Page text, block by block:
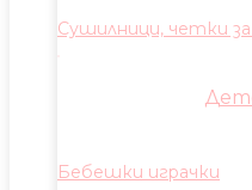
Сушилници, четки
Бебешки играчки